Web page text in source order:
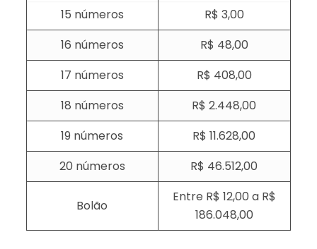
15 números
R$ 3,00
16 números
R$ 48,00
17 números
R$ 408,00
18 números
R$ 2.448,00
19 números
R$ 11.628,00
20 números
R$ 46.512,00
Bolão
Entre R$ 12,00 a R$
186.048,00